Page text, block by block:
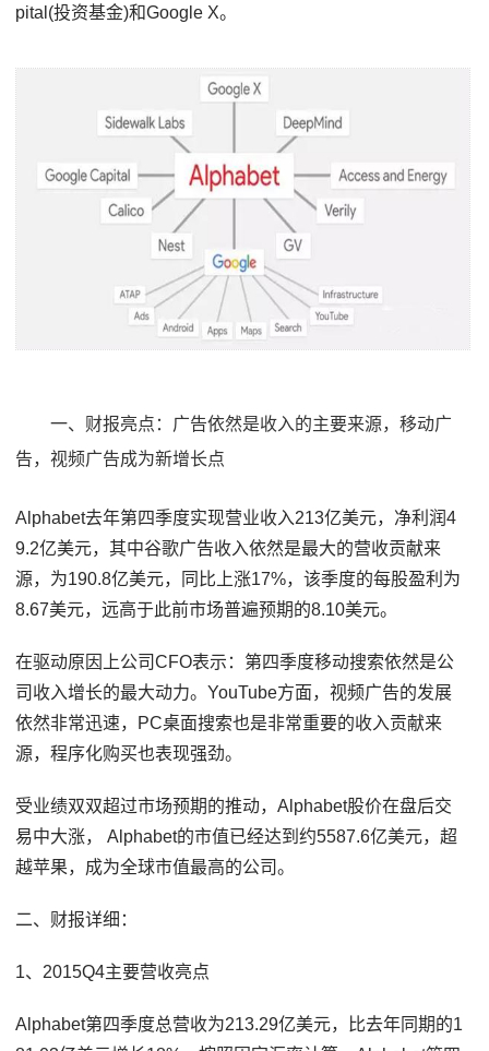
pital(投资基金)和Google X。
一、财报亮点：广告依然是收入的主要来源，移动广
告，视频广告成为新增长点
Alphabet去年第四季度实现营业收入213亿美元，净利润4
9.2亿美元，其中谷歌广告收入依然是最大的营收贡献来
源，为190.8亿美元，同比上涨17%，该季度的每股盈利为
8.67美元，远高于此前市场普遍预期的8.10美元。
在驱动原因上公司CFO表示：第四季度移动搜索依然是公
司收入增长的最大动力。YouTube方面，视频广告的发展
依然非常迅速，PC桌面搜索也是非常重要的收入贡献来
源，程序化购买也表现强劲。
受业绩双双超过市场预期的推动，Alphabet股价在盘后交
易中大涨， Alphabet的市值已经达到约5587.6亿美元，超
越苹果，成为全球市值最高的公司。
二、财报详细：
1、2015Q4主要营收亮点
Alphabet第四季度总营收为213.29亿美元，比去年同期的1